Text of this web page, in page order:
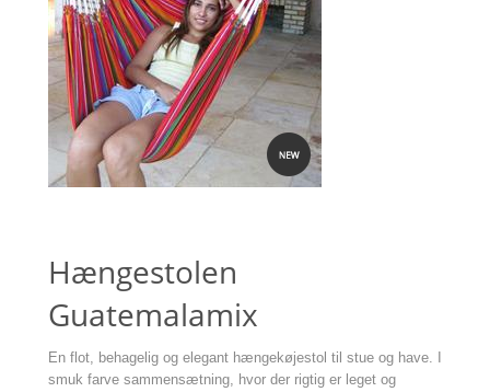
Hængestolen
Guatemalamix
En flot, behagelig og elegant hængekøjestol til stue og have. I
smuk farve sammensætning, hvor der rigtig er leget og